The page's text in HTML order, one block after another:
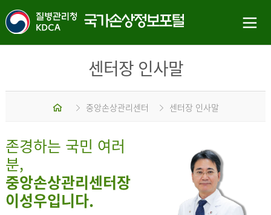
센터장 인사말
중앙손상관리센터 센터장 인사말
존경하는 국민 여러
분,
중앙손상관리센터장
이성우입니다.